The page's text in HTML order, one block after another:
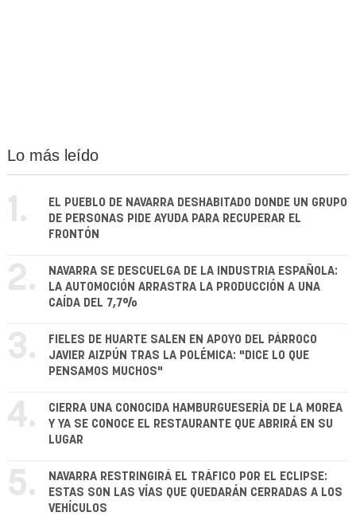
Lo más leído
1.
EL PUEBLO DE NAVARRA DESHABITADO DONDE UN GRUPO
DE PERSONAS PIDE AYUDA PARA RECUPERAR EL
FRONTÓN
2.
NAVARRA SE DESCUELGA DE LA INDUSTRIA ESPAÑOLA:
LA AUTOMOCIÓN ARRASTRA LA PRODUCCIÓN A UNA
CAÍDA DEL 7,7%
3.
FIELES DE HUARTE SALEN EN APOYO DEL PÁRROCO
JAVIER AIZPÚN TRAS LA POLÉMICA: "DICE LO QUE
PENSAMOS MUCHOS"
4.
CIERRA UNA CONOCIDA HAMBURGUESERÍA DE LA MOREA
Y YA SE CONOCE EL RESTAURANTE QUE ABRIRÁ EN SU
LUGAR
5.
NAVARRA RESTRINGIRÁ EL TRÁFICO POR EL ECLIPSE:
ESTAS SON LAS VÍAS QUE QUEDARÁN CERRADAS A LOS
VEHÍCULOS